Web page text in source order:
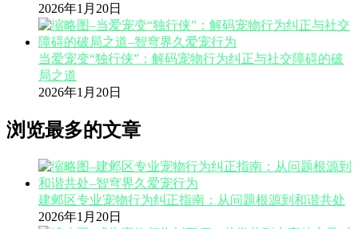
2026年1月20日
当爱宠变“独行侠”：解码宠物行为纠正与社交障碍的破
局之道
2026年1月20日
浏览最多的文章
建邺区专业宠物行为纠正指南：从问题根源到和谐共处
2026年1月20日